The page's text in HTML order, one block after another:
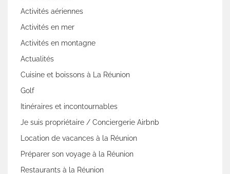
Activités aériennes
Activités en mer
Activités en montagne
Actualités
Cuisine et boissons à La Réunion
Golf
Itinéraires et incontournables
Je suis propriétaire / Conciergerie Airbnb
Location de vacances à la Réunion
Préparer son voyage à la Réunion
Restaurants à la Réunion